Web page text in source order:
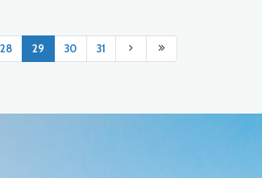
28 29 30 31